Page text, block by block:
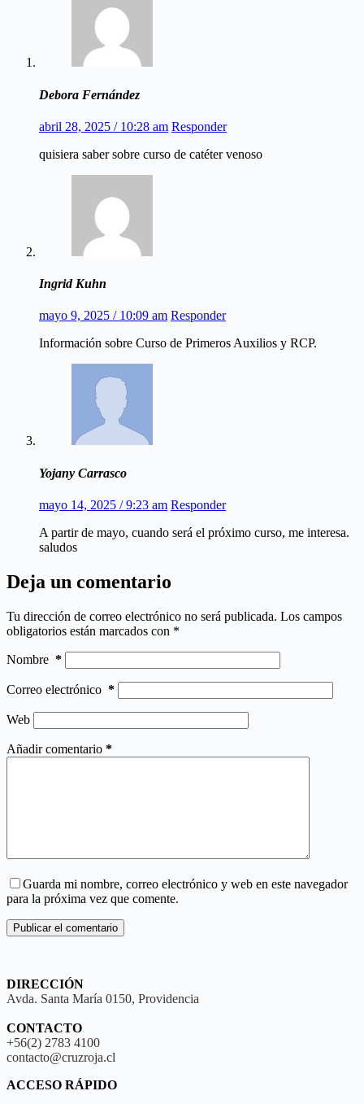
Debora Fernández
abril 28, 2025 / 10:28 am Responder
quisiera saber sobre curso de catéter venoso
Ingrid Kuhn
mayo 9, 2025 / 10:09 am Responder
Información sobre Curso de Primeros Auxilios y RCP.
Yojany Carrasco
mayo 14, 2025 / 9:23 am Responder
A partir de mayo, cuando será el próximo curso, me interesa.
saludos
Deja un comentario
Tu dirección de correo electrónico no será publicada. Los campos
obligatorios están marcados con *
Nombre *
Correo electrónico *
Web
Añadir comentario *
Guarda mi nombre, correo electrónico y web en este navegador
para la próxima vez que comente.
Publicar el comentario
DIRECCIÓN
Avda. Santa María 0150, Providencia
CONTACTO
+56(2) 2783 4100
contacto@cruzroja.cl
ACCESO RÁPIDO